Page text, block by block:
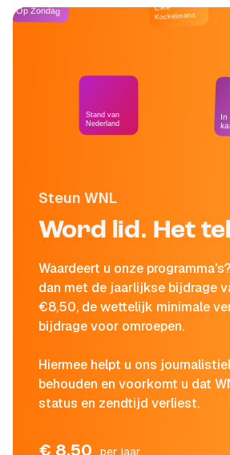
Steun WNL
Word lid. Het
Waardeert u onze
dan met de jaarlijkse bijdrage
€8,50, de wettelijk minimale
bijdrage voor omroepen.
Hiermee helpt u ons
behouden en voorkomt u dat
status en zendtijd verliest.
€ 8,50 per jaar
Op Zondag
Stand van
Nederland
Café
Kockelmann
In